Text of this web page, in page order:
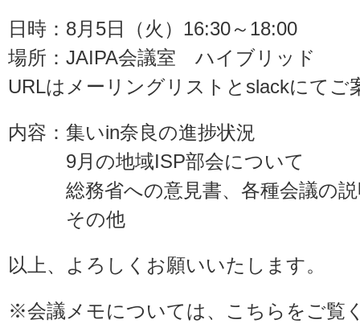
日時：8月5日（火）16:30～18:00
場所：JAIPA会議室 ハイブリッド
URLはメーリングリストとslackにてご
内容：集いin奈良の進捗状況
9月の地域ISP部会について
総務省への意見書、各種会議の説
その他
以上、よろしくお願いいたします。
※会議メモについては、 こちら をご覧